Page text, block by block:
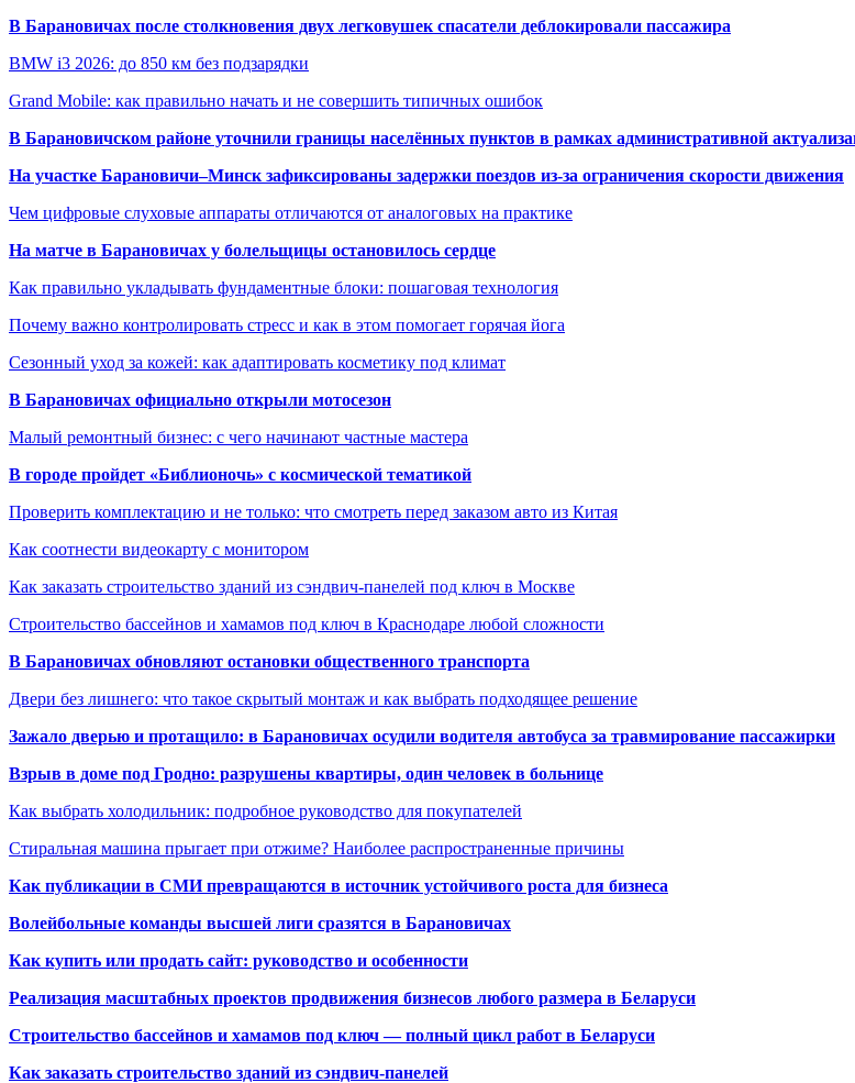
В Барановичах после столкновения двух легковушек спасатели деблокировали пассажира
BMW i3 2026: до 850 км без подзарядки
Grand Mobile: как правильно начать и не совершить типичных ошибок
В Барановичском районе уточнили границы населённых пунктов в рамках административной
На участке Барановичи–Минск зафиксированы задержки поездов из-за ограничения скорости движения
Чем цифровые слуховые аппараты отличаются от аналоговых на практике
На матче в Барановичах у болельщицы остановилось сердце
Как правильно укладывать фундаментные блоки: пошаговая технология
Почему важно контролировать стресс и как в этом помогает горячая йога
Сезонный уход за кожей: как адаптировать косметику под климат
В Барановичах официально открыли мотосезон
Малый ремонтный бизнес: с чего начинают частные мастера
В городе пройдет «Библионочь» с космической тематикой
Проверить комплектацию и не только: что смотреть перед заказом авто из Китая
Как соотнести видеокарту с монитором
Как заказать строительство зданий из сэндвич-панелей под ключ в Москве
Строительство бассейнов и хамамов под ключ в Краснодаре любой сложности
В Барановичах обновляют остановки общественного транспорта
Двери без лишнего: что такое скрытый монтаж и как выбрать подходящее решение
Зажало дверью и протащило: в Барановичах осудили водителя автобуса за травмирование пассажирки
Взрыв в доме под Гродно: разрушены квартиры, один человек в больнице
Как выбрать холодильник: подробное руководство для покупателей
Стиральная машина прыгает при отжиме? Наиболее распространенные причины
Как публикации в СМИ превращаются в источник устойчивого роста для бизнеса
Волейбольные команды высшей лиги сразятся в Барановичах
Как купить или продать сайт: руководство и особенности
Реализация масштабных проектов продвижения бизнесов любого размера в Беларуси
Строительство бассейнов и хамамов под ключ — полный цикл работ в Беларуси
Как заказать строительство зданий из сэндвич-панелей